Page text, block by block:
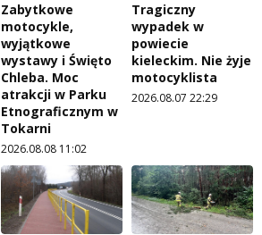
Zabytkowe
motocykle,
wyjątkowe
wystawy i Święto
Chleba. Moc
atrakcji w Parku
Etnograficznym w
Tokarni
2026.08.08 11:02
Tragiczny
wypadek w
powiecie
kieleckim. Nie żyje
motocyklista
2026.08.07 22:29